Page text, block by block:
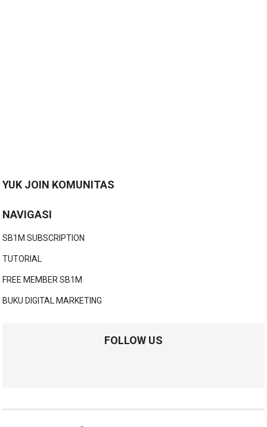
YUK JOIN KOMUNITAS
NAVIGASI
SB1M SUBSCRIPTION
TUTORIAL
FREE MEMBER SB1M
BUKU DIGITAL MARKETING
FOLLOW US